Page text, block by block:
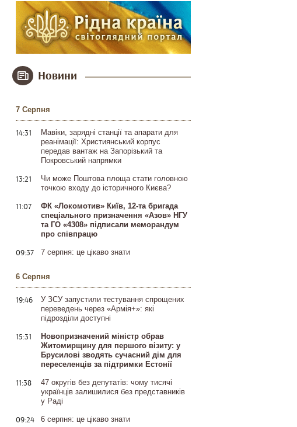
Новини
7 Серпня
14:31
Мавіки, зарядні станції та апарати для
реанімації: Християнський корпус
передав вантаж на Запорізький та
Покровський напрямки
13:21
Чи може Поштова площа стати головною
точкою входу до історичного Києва?
11:07
ФК «Локомотив» Київ, 12-та бригада
спеціального призначення «Азов» НГУ
та ГО «4308» підписали меморандум
про співпрацю
09:37 7 серпня: це цікаво знати
6 Серпня
19:46
У ЗСУ запустили тестування спрощених
переведень через «Армія+»: які
підрозділи доступні
15:31
Новопризначений міністр обрав
Житомирщину для першого візиту: у
Брусилові зводять сучасний дім для
переселенців за підтримки Естонії
11:38
47 округів без депутатів: чому тисячі
українців залишилися без представників
у Раді
09:24 6 серпня: це цікаво знати